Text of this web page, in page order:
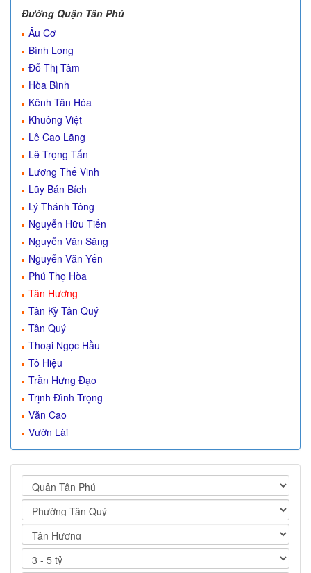
Đường Quận Tân Phú
Âu Cơ
Bình Long
Đỗ Thị Tâm
Hòa Bình
Kênh Tân Hóa
Khuông Việt
Lê Cao Lãng
Lê Trọng Tấn
Lương Thế Vinh
Lũy Bán Bích
Lý Thánh Tông
Nguyễn Hữu Tiến
Nguyễn Văn Săng
Nguyễn Văn Yến
Phú Thọ Hòa
Tân Hương
Tân Kỳ Tân Quý
Tân Quý
Thoại Ngọc Hầu
Tô Hiệu
Trần Hưng Đạo
Trịnh Đình Trọng
Văn Cao
Vườn Lài